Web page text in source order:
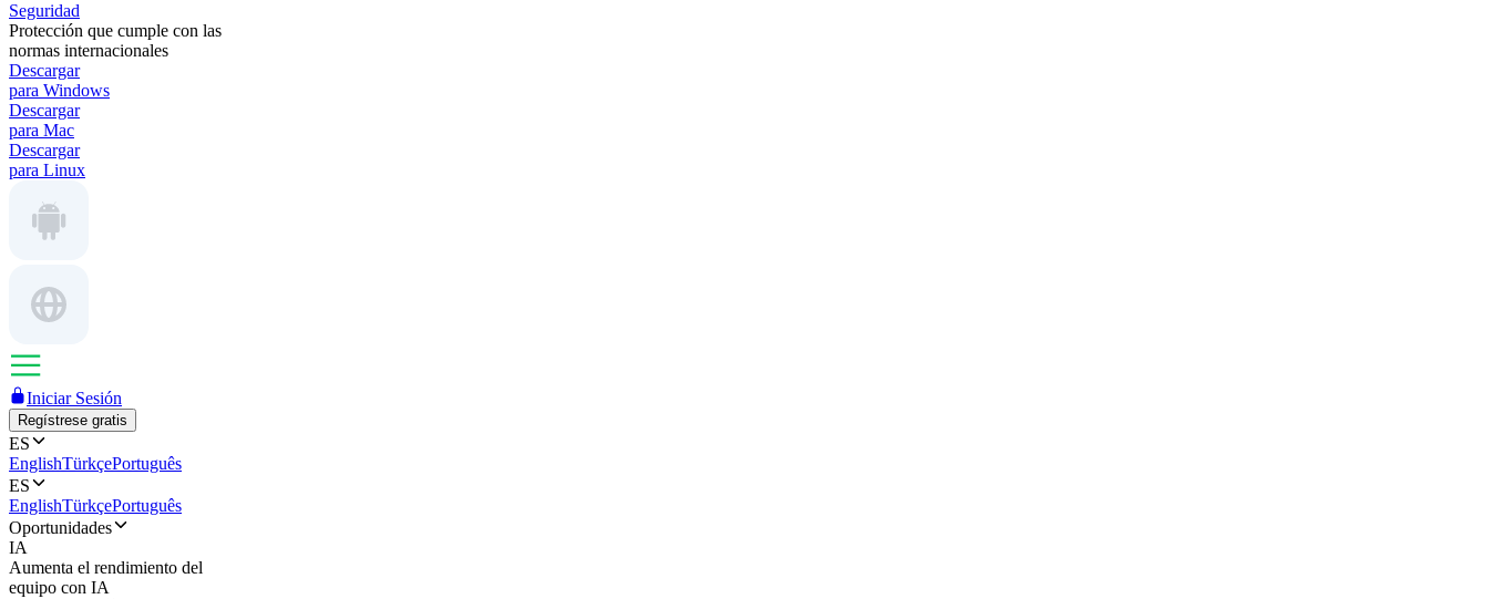
Seguridad
Protección que cumple con las
normas internacionales
Descargar
para Windows
Descargar
para Mac
Descargar
para Linux
Iniciar Sesión
Regístrese gratis
ES
EnglishTürkçePortuguês
ES
EnglishTürkçePortuguês
Oportunidades
IA
Aumenta el rendimiento del
equipo con IA